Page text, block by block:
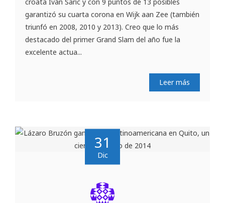
garantizó su cuarta corona en Wijk aan Zee (también
triunfó en 2008, 2010 y 2013). Creo que lo más
destacado del primer Grand Slam del año fue la
excelente actua...
Leer más
31
Dic